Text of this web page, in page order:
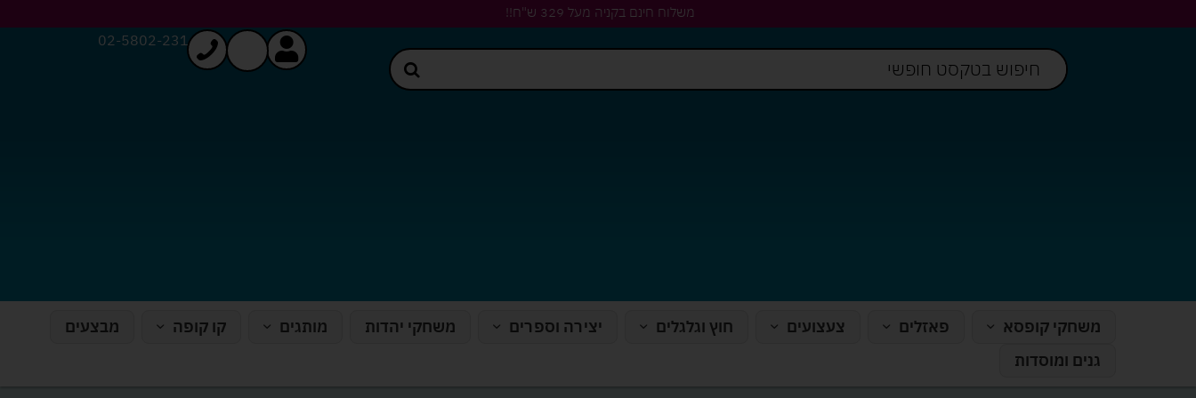
משלוח חינם בקניה מעל 329 ש"ח!!
02-5802-231
משחקי קופסא פאזלים צעצועים חוץ וגלגלים יצירה וספרים משחקי יהדות מותגים קו קופה
מבצעים
גנים ומוסדות